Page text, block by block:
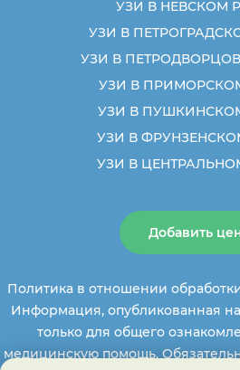
УЗИ В НЕВСКОМ
УЗИ В
УЗИ В
УЗИ В
УЗИ В
УЗИ В
УЗИ В
Добавить
Политика в отношении
Информация, опубликованная
только для общего
медицинскую помощь.